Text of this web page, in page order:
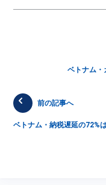
ベトナム・
前の記事へ
ベトナム・納税遅延の72%